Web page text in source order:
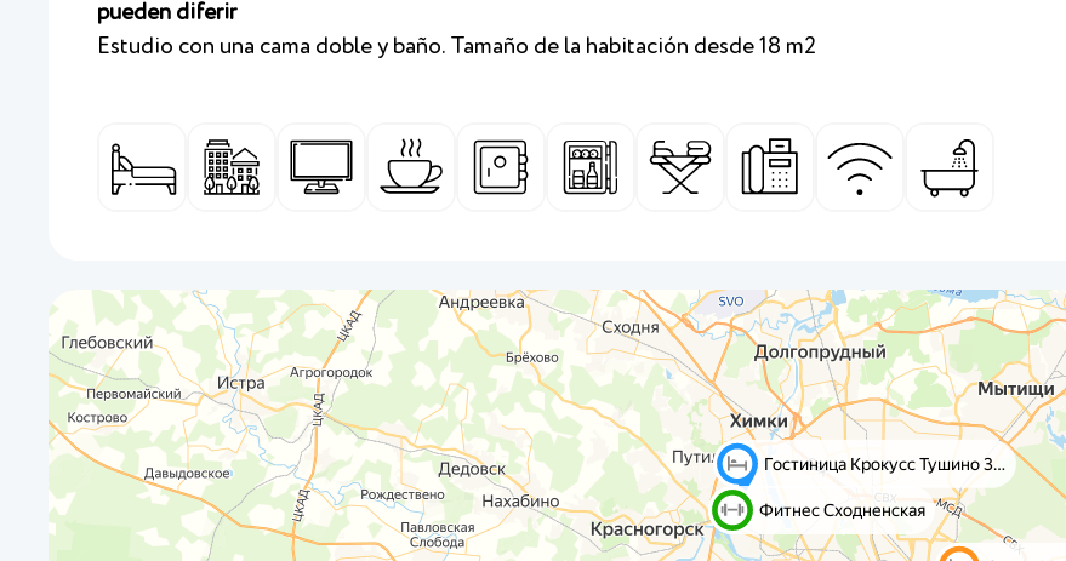
pueden diferir
Estudio con una cama doble y baño. Tamaño de la habitación desde 18 m2